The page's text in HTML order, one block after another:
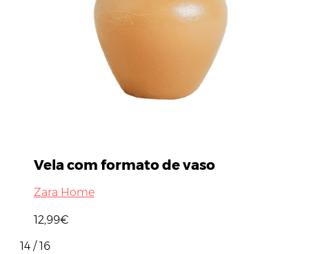
Vela com formato de vaso
Zara Home
12,99€
14 / 16